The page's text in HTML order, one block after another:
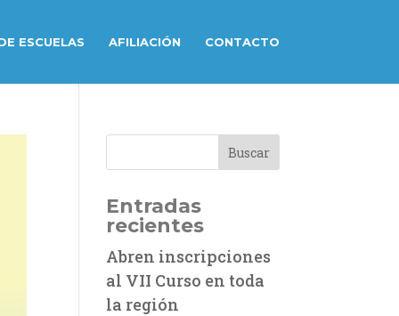
ESCUELAS AFILIACIÓN CONTACTO
Entradas
recientes
Abren inscripciones
al VII Curso en toda
la región